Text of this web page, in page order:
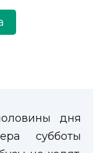
дня
субботы